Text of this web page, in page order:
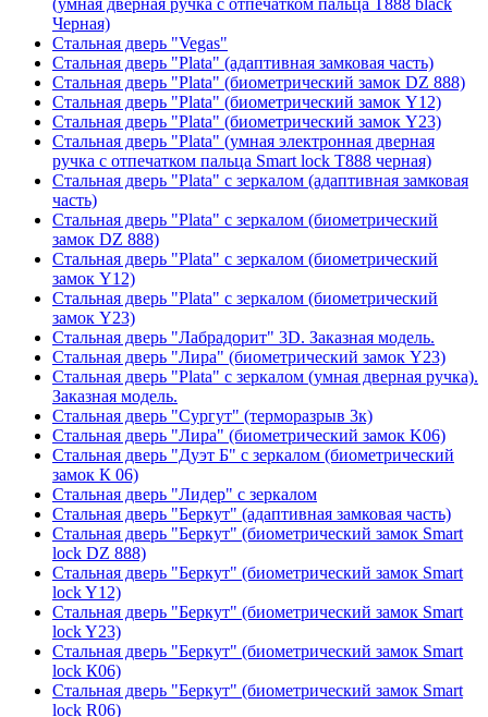
Черная)
Стальная дверь "Vegas"
Стальная дверь "Plata" (адаптивная замковая часть)
Стальная дверь "Plata" (биометрический замок DZ 888)
Стальная дверь "Plata" (биометрический замок Y12)
Стальная дверь "Plata" (биометрический замок Y23)
Стальная дверь "Plata" (умная электронная дверная
ручка с отпечатком пальца Smart lock T888 черная)
Стальная дверь "Plata" с зеркалом (адаптивная замковая
часть)
Стальная дверь "Plata" с зеркалом (биометрический
замок DZ 888)
Стальная дверь "Plata" с зеркалом (биометрический
замок Y12)
Стальная дверь "Plata" с зеркалом (биометрический
замок Y23)
Стальная дверь "Лабрадорит" 3D. Заказная модель.
Стальная дверь "Лира" (биометрический замок Y23)
Стальная дверь "Plata" с зеркалом (умная дверная ручка).
Заказная модель.
Стальная дверь "Сургут" (терморазрыв 3к)
Стальная дверь "Лира" (биометрический замок K06)
Стальная дверь "Дуэт Б" с зеркалом (биометрический
замок К 06)
Стальная дверь "Лидер" с зеркалом
Стальная дверь "Беркут" (адаптивная замковая часть)
Стальная дверь "Беркут" (биометрический замок Smart
lock DZ 888)
Стальная дверь "Беркут" (биометрический замок Smart
lock Y12)
Стальная дверь "Беркут" (биометрический замок Smart
lock Y23)
Стальная дверь "Беркут" (биометрический замок Smart
lock К06)
Стальная дверь "Беркут" (биометрический замок Smart
lock R06)